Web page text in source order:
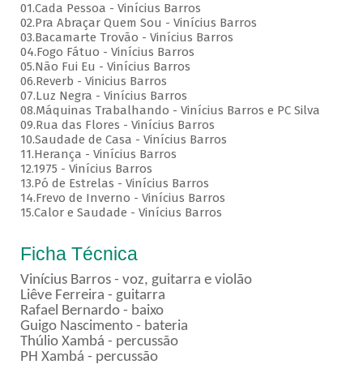
01.Cada Pessoa - Vinícius Barros
02.Pra Abraçar Quem Sou - Vinícius Barros
03.Bacamarte Trovão - Vinícius Barros
04.Fogo Fátuo - Vinícius Barros
05.Não Fui Eu - Vinícius Barros
06.Reverb - Vinicius Barros
07.Luz Negra - Vinícius Barros
08.Máquinas Trabalhando - Vinícius Barros e PC Silva
09.Rua das Flores - Vinícius Barros
10.Saudade de Casa - Vinícius Barros
11.Herança - Vinícius Barros
12.1975 - Vinícius Barros
13.Pó de Estrelas - Vinícius Barros
14.Frevo de Inverno - Vinícius Barros
15.Calor e Saudade - Vinícius Barros
Ficha Técnica
Vinícius Barros - voz, guitarra e violão
Liêve Ferreira - guitarra
Rafael Bernardo - baixo
Guigo Nascimento - bateria
Thúlio Xambá - percussão
PH Xambá - percussão